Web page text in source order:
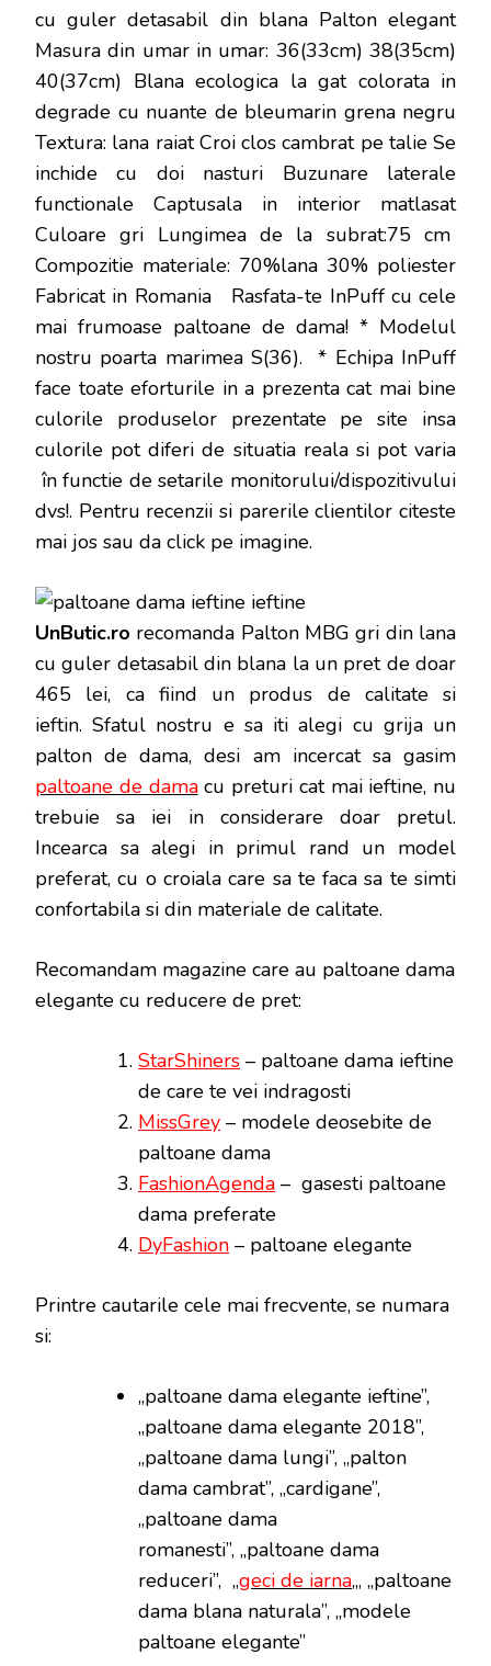
cu guler detasabil din blana Palton elegant
Masura din umar in umar: 36(33cm) 38(35cm)
40(37cm) Blana ecologica la gat colorata in
degrade cu nuante de bleumarin grena negru
Textura: lana raiat Croi clos cambrat pe talie Se
inchide cu doi nasturi Buzunare laterale
functionale Captusala in interior matlasat
Culoare gri Lungimea de la subrat:75 cm
Compozitie materiale: 70%lana 30% poliester
Fabricat in Romania Rasfata-te InPuff cu cele
mai frumoase paltoane de dama! * Modelul
nostru poarta marimea S(36). * Echipa InPuff
face toate eforturile in a prezenta cat mai bine
culorile produselor prezentate pe site insa
culorile pot diferi de situatia reala si pot varia
în functie de setarile monitorului/dispozitivului
dvs!. Pentru recenzii si parerile clientilor citeste
mai jos sau da click pe imagine.
UnButic.ro recomanda Palton MBG gri din lana
cu guler detasabil din blana la un pret de doar
465 lei, ca fiind un produs de calitate si
ieftin. Sfatul nostru e sa iti alegi cu grija un
palton de dama, desi am incercat sa gasim
paltoane de damacu preturi cat mai ieftine, nu
trebuie sa iei in considerare doar pretul.
Incearca sa alegi in primul rand un model
preferat, cu o croiala care sa te faca sa te simti
confortabila si din materiale de calitate.
Recomandam magazine care au paltoane dama
elegante cu reducere de pret:
StarShiners – paltoane dama ieftine
de care te vei indragosti
MissGrey – modele deosebite de
paltoane dama
FashionAgenda – gasesti paltoane
dama preferate
DyFashion – paltoane elegante
Printre cautarile cele mai frecvente, se numara
si:
„paltoane dama elegante ieftine”,
„paltoane dama elegante 2018”,
„paltoane dama lungi”, „palton
dama cambrat”, „cardigane”,
„paltoane dama
romanesti”, „paltoane dama
reduceri”, „geci de iarna„, „paltoane
dama blana naturala”, „modele
paltoane elegante”